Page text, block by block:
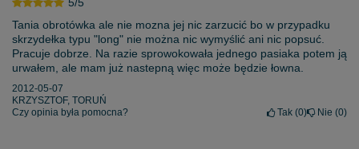
Tania obrotówka ale nie mozna jej nic zarzucić bo w przypadku
skrzydełka typu "long" nie można nic wymyślić ani nic popsuć.
Pracuje dobrze. Na razie sprowokowała jednego pasiaka potem ją
urwałem, ale mam już nastepną więc może będzie łowna.
2012-05-07
KRZYSZTOF, TORUŃ
Czy opinia była pomocna?
Tak 0 Nie 0